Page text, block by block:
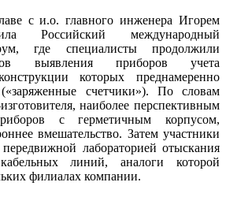
с и.о. главного инженера Игорем
Российский международный
где специалисты продолжили
выявления приборов учета
которых преднамеренно
счетчики»). По словам
наиболее перспективным
с герметичным корпусом,
вмешательство. Затем участники
лабораторией отыскания
линий, аналоги которой
филиалах компании.